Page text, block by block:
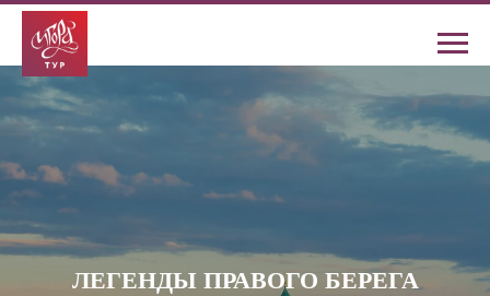
ЛЕГЕНДЫ ПРАВОГО БЕРЕГА